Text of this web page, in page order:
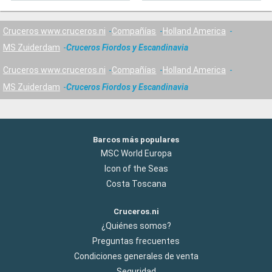
Cruceros www.cruceros.ni Compañías
Holland America
MS Zuiderdam
Cruceros Fiordos y Escandinavia
Cruceros www.cruceros.ni Compañías
Holland America
MS Zuiderdam
Cruceros Fiordos y Escandinavia
Barcos más populares
MSC World Europa
Icon of the Seas
Costa Toscana
Cruceros.ni
¿Quiénes somos?
Preguntas frecuentes
Condiciones generales de venta